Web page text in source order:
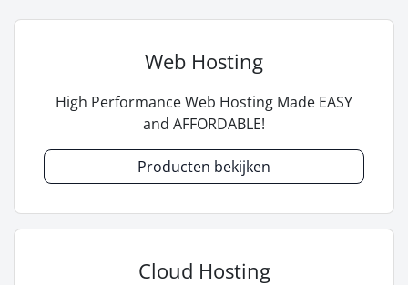
Web Hosting
High Performance Web Hosting Made EASY
and AFFORDABLE!
Producten bekijken
Cloud Hosting